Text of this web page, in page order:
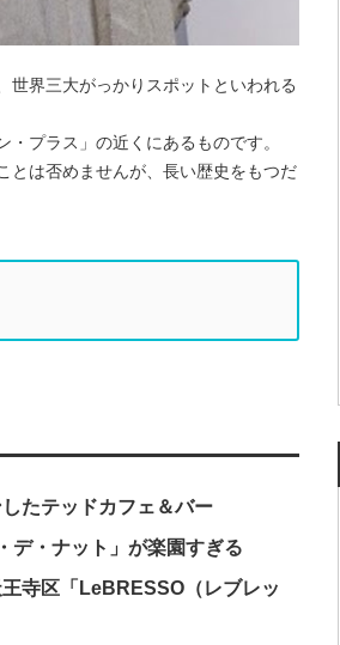
世界三大がっかりスポットといわれる
プラス」の近くにあるものです。
とは否めませんが、長い歴史をもつだ
たテッドカフェ＆バー
デ・ナット」が楽園すぎる
寺区「LeBRESSO（レブレッ